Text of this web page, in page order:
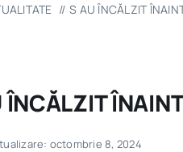
S AU ÎNCĂLZIT
ÎNCĂLZIT
octombrie 8, 2024